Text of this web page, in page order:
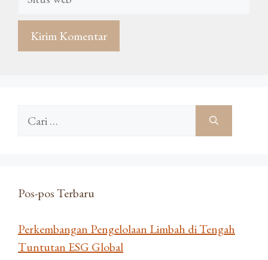
Cari
Pos-pos Terbaru
Perkembangan Pengelolaan Limbah di Tengah
Tuntutan ESG Global